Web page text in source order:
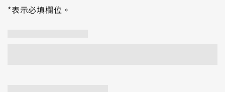
*表示必填欄位。